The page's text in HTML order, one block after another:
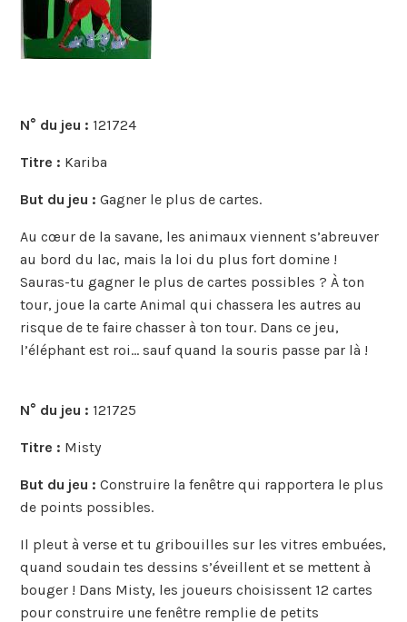
N° du jeu : 121724
Titre : Kariba
But du jeu :Gagner le plus de cartes.
Au cœur de la savane, les animaux viennent s’abreuver
au bord du lac, mais la loi du plus fort domine !
Sauras-tu gagner le plus de cartes possibles ? À ton
tour, joue la carte Animal qui chassera les autres au
risque de te faire chasser à ton tour. Dans ce jeu,
l’éléphant est roi… sauf quand la souris passe par là !
N° du jeu : 121725
Titre : Misty
But du jeu :Construire la fenêtre qui rapportera le plus
de points possibles.
Il pleut à verse et tu gribouilles sur les vitres embuées,
quand soudain tes dessins s’éveillent et se mettent à
bouger ! Dans Misty, les joueurs choisissent 12 cartes
pour construire une fenêtre remplie de petits